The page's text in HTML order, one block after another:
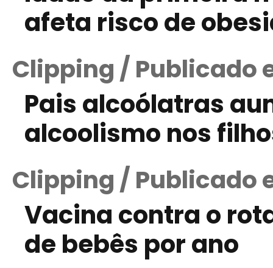
afeta risco de
Clipping / Publicado
Pais alcoólatras
alcoolismo nos
Clipping / Publicado
Vacina contra o
de bebês por ano